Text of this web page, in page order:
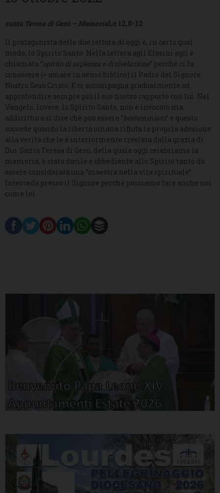
santa Teresa di Gesù – MemoriaLc 12,8-12
Il protagonista delle due letture di oggi è, in certo qual
modo, lo Spirito Santo. Nella lettera agli Efesini egli è
chiamato “spirito di sapienza e di rivelazione” perché ci fa
conoscere (= amare in senso biblico) il Padre del Signore
Nostro Gesù Cristo. E ci accompagna gradualmente ad
approfondire sempre più il suo nostro rapporto con lui. Nel
Vangelo, invece, lo Spirito Santo, non è invocato ma
addirittura si dice che può essere “bestemmiato” e questo
succede quando la libertà umana rifiuta la propria adesione
alla verità che le è interiormente rivelata dalla grazia di
Dio. Santa Teresa di Gesù, della quale oggi celebriamo la
memoria, è stata docile e obbediente allo Spirito tanto da
essere considerata una “maestra nella vita spirituale”.
Interceda presso il Signore perché possiamo fare anche noi
come lei.